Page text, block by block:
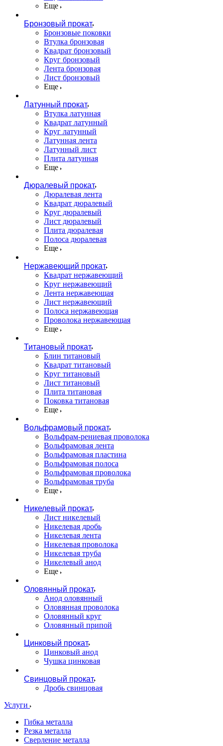
Еще
Бронзовый прокат
Бронзовые поковки
Втулка бронзовая
Квадрат бронзовый
Круг бронзовый
Лента бронзовая
Лист бронзовый
Еще
Латунный прокат
Втулка латунная
Квадрат латунный
Круг латунный
Латунная лента
Латунный лист
Плита латунная
Еще
Дюралевый прокат
Дюралевая лента
Квадрат дюралевый
Круг дюралевый
Лист дюралевый
Плита дюралевая
Полоса дюралевая
Еще
Нержавеющий прокат
Квадрат нержавеющий
Круг нержавеющий
Лента нержавеющая
Лист нержавеющий
Полоса нержавеющая
Проволока нержавеющая
Еще
Титановый прокат
Блин титановый
Квадрат титановый
Круг титановый
Лист титановый
Плита титановая
Поковка титановая
Еще
Вольфрамовый прокат
Вольфрам-рениевая проволока
Вольфрамовая лента
Вольфрамовая пластина
Вольфрамовая полоса
Вольфрамовая проволока
Вольфрамовая труба
Еще
Никелевый прокат
Лист никелевый
Никелевая дробь
Никелевая лента
Никелевая проволока
Никелевая труба
Никелевый анод
Еще
Оловянный прокат
Анод оловянный
Оловянная проволока
Оловянный круг
Оловянный припой
Цинковый прокат
Цинковый анод
Чушка цинковая
Свинцовый прокат
Дробь свинцовая
Услуги
Гибка металла
Резка металла
Сверление металла